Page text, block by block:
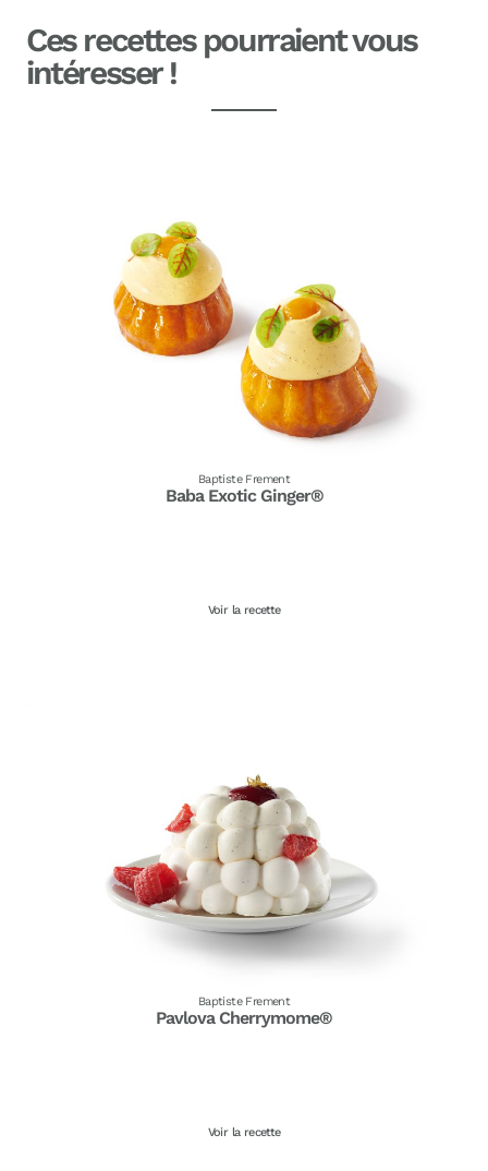
Ces recettes pourraient vous
intéresser !
Baptiste Frement
Baba Exotic Ginger®
Voir la recette
Baptiste Frement
Pavlova Cherrymome®
Voir la recette